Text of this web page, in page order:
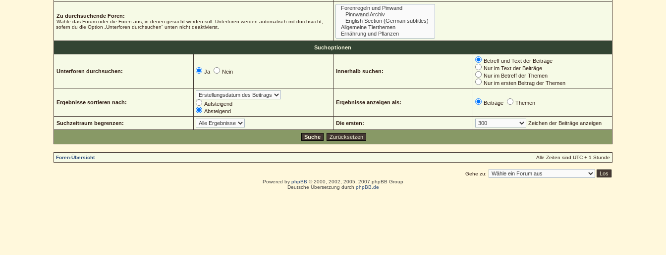
Zu durchsuchende Foren:
Wähle das Forum oder die Foren aus, in denen gesucht werden soll. Unterforen werden automatisch mit durchsucht,
sofern du die Option „Unterforen durchsuchen“ unten nicht deaktivierst.
Suchoptionen
Unterforen durchsuchen: Ja Nein Innerhalb suchen:
Betreff und Text der Beiträge
Nur im Text der Beiträge
Nur im Betreff der Themen
Nur im ersten Beitrag der Themen
Ergebnisse sortieren nach:
Aufsteigend
Absteigend
Ergebnisse anzeigen als: Beiträge Themen
Suchzeitraum begrenzen: Die ersten: Zeichen der Beiträge anzeigen
Foren-Übersicht Alle Zeiten sind UTC + 1 Stunde
Gehe zu:
Powered by phpBB © 2000, 2002, 2005, 2007 phpBB Group
Deutsche Übersetzung durch phpBB.de